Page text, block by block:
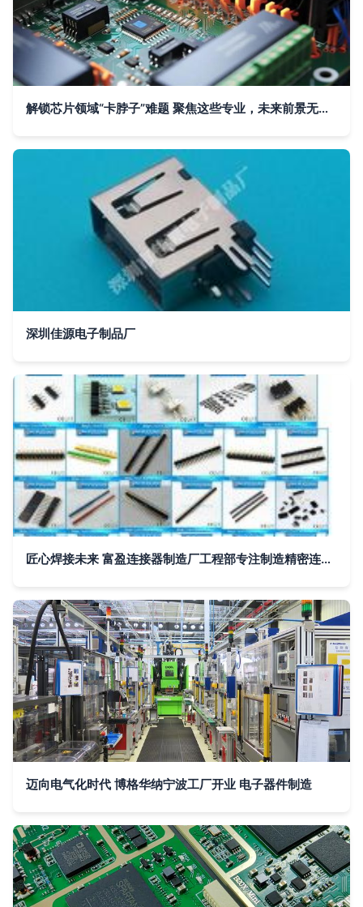
解锁芯片领域“卡脖子”难题 聚焦这些专业，未来前景无限光明
深圳佳源电子制品厂
匠心焊接未来 富盈连接器制造厂工程部专注制造精密连接器
迈向电气化时代 博格华纳宁波工厂开业 电子器件制造